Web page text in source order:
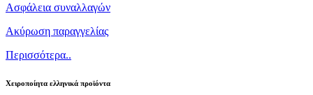
Ασφάλεια συναλλαγών
Ακύρωση παραγγελίας
Περισσότερα..
Χειροποίητα ελληνικά προϊόντα